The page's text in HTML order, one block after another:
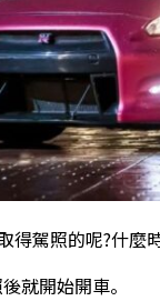
得駕照的呢?什麼
就開始開車。